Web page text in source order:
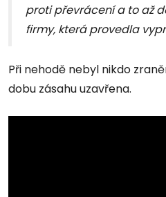
proti převrácení a to až
firmy, která provedla
Při nehodě nebyl nikdo
dobu zásahu uzavřena.